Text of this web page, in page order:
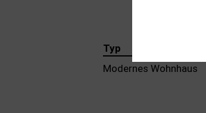
Typ
Modernes Wohnhaus